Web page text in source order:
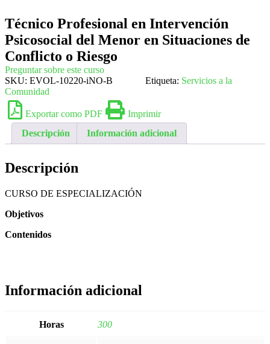
PSICOSOCIAL ANTE
COLECTIVOS DE RIESGO
SOCIAL EN
Técnico Profesional en Intervención
Psicosocial del Menor en Situaciones de
Conflicto o Riesgo
Preguntar sobre este curso
SKU: EVOL-10220-iNO-B Etiqueta: Servicios a la
Comunidad
Exportar como PDF
Imprimir
Descripción
Información adicional
Descripción
CURSO DE ESPECIALIZACIÓN
Objetivos
Contenidos
Información adicional
Horas 300